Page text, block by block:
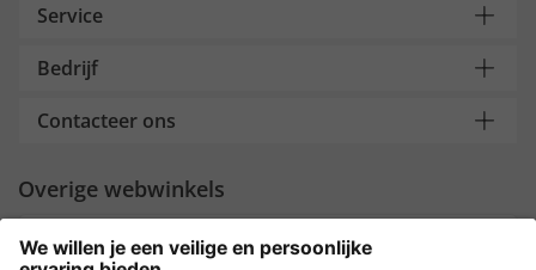
Service
Bedrijf
Contacteer ons
Overige webwinkels
Nederland